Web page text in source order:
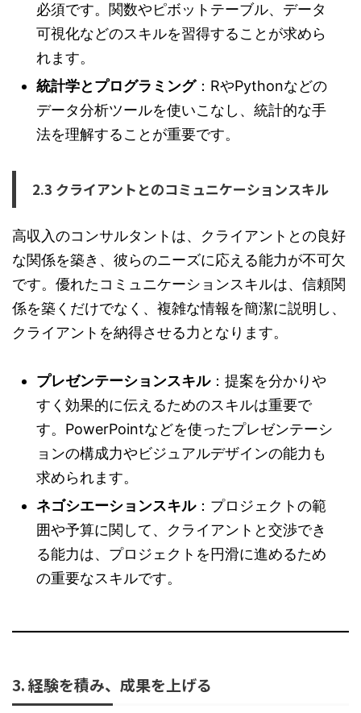
必須です。関数やピボットテーブル、データ
可視化などのスキルを習得することが求めら
れます。
統計学とプログラミング：RやPythonなどの
データ分析ツールを使いこなし、統計的な手
法を理解することが重要です。
2.3 クライアントとのコミュニケーションスキル
高収入のコンサルタントは、クライアントとの良好
な関係を築き、彼らのニーズに応える能力が不可欠
です。優れたコミュニケーションスキルは、信頼関
係を築くだけでなく、複雑な情報を簡潔に説明し、
クライアントを納得させる力となります。
プレゼンテーションスキル：提案を分かりや
すく効果的に伝えるためのスキルは重要で
す。PowerPointなどを使ったプレゼンテーシ
ョンの構成力やビジュアルデザインの能力も
求められます。
ネゴシエーションスキル：プロジェクトの範
囲や予算に関して、クライアントと交渉でき
る能力は、プロジェクトを円滑に進めるため
の重要なスキルです。
3. 経験を積み、成果を上げる